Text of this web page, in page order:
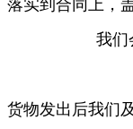
落实到合同上，
我们
货物发出后我们